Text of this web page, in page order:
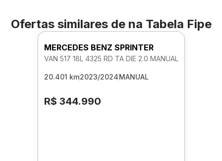
Ofertas similares de na Tabela Fipe
MERCEDES BENZ SPRINTER
VAN 517 18L 4325 RD TA DIE 2.0 MANUAL
20.401 km2023/2024MANUAL
R$ 344.990